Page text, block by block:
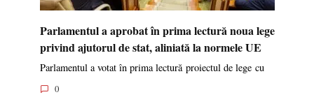
Parlamentul a aprobat în prima lectură noua lege
privind ajutorul de stat, aliniată la normele UE
Parlamentul a votat în prima lectură proiectul de lege cu
0